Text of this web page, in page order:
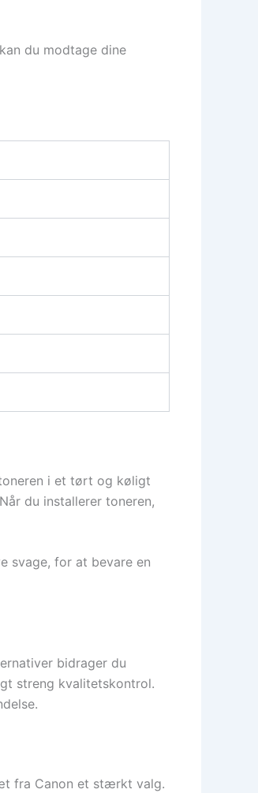
du modtage dine
i et tørt og køligt
du installerer toneren,
svage, for at bevare en
bidrager du
streng kvalitetskontrol.
fra Canon et stærkt valg.